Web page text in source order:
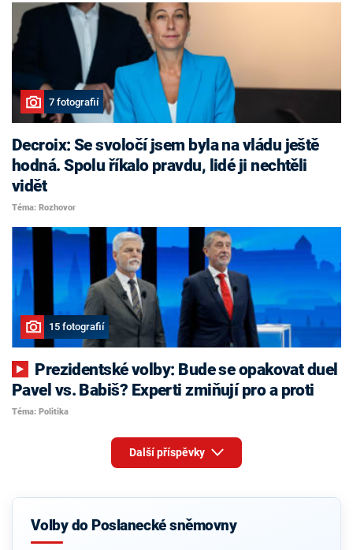
7 fotografií
Decroix: Se svoločí jsem byla na vládu ještě
hodná. Spolu říkalo pravdu, lidé ji nechtěli
vidět
Téma: Rozhovor
15 fotografií
Pavel vs. Babiš? Experti zmiňují pro a proti
Téma: Politika
Další příspěvky
Volby do Poslanecké sněmovny